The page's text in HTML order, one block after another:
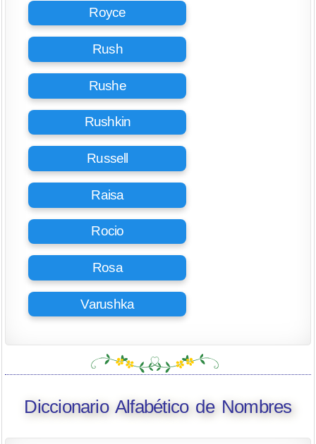
Royce
Rush
Rushe
Rushkin
Russell
Raisa
Rocio
Rosa
Varushka
Diccionario Alfabético de Nombres